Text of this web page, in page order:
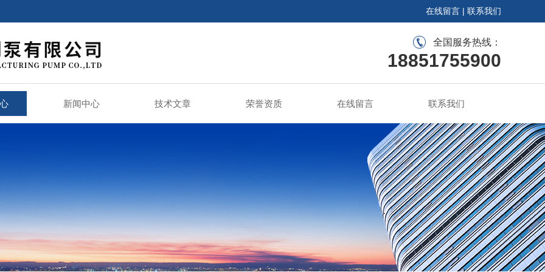
在线留言 | 联系我们
全国服务热线：
18851755900
新闻中心 技术文章 荣誉资质 在线留言 联系我们